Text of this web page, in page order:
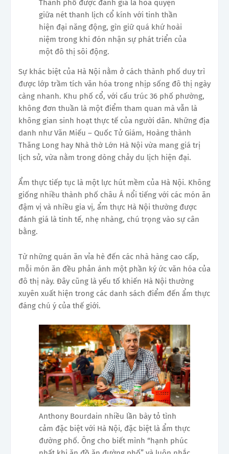
Thành phố được đánh giá là hòa quyện
giữa nét thanh lịch cổ kính với tinh thần
hiện đại năng động, gìn giữ quá khứ hoài
niệm trong khi đón nhận sự phát triển của
một đô thị sôi động.
Sự khác biệt của Hà Nội nằm ở cách thành phố duy trì
được lớp trầm tích văn hóa trong nhịp sống đô thị ngày
càng nhanh. Khu phố cổ, với cấu trúc 36 phố phường,
không đơn thuần là một điểm tham quan mà vẫn là
không gian sinh hoạt thực tế của người dân. Những địa
danh như Văn Miếu – Quốc Tử Giám, Hoàng thành
Thăng Long hay Nhà thờ Lớn Hà Nội vừa mang giá trị
lịch sử, vừa nằm trong dòng chảy du lịch hiện đại.
Ẩm thực tiếp tục là một lực hút mềm của Hà Nội. Không
giống nhiều thành phố châu Á nổi tiếng với các món ăn
đậm vị và nhiều gia vị, ẩm thực Hà Nội thường được
đánh giá là tinh tế, nhẹ nhàng, chú trọng vào sự cân
bằng.
Từ những quán ăn vỉa hè đến các nhà hàng cao cấp,
mỗi món ăn đều phản ánh một phần ký ức văn hóa của
đô thị này. Đây cũng là yếu tố khiến Hà Nội thường
xuyên xuất hiện trong các danh sách điểm đến ẩm thực
đáng chú ý của thế giới.
Anthony Bourdain nhiều lần bày tỏ tình
cảm đặc biệt với Hà Nội, đặc biệt là ẩm thực
đường phố. Ông cho biết mình “hạnh phúc